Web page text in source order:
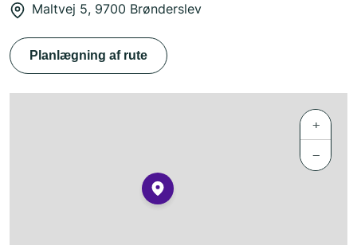
Maltvej 5, 9700 Brønderslev
Planlægning af rute
+
−